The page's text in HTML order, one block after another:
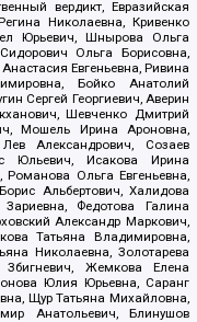
вердикт, Евразийская
Николаевна, Кривенко
Юрьевич, Шнырова Ольга
Ольга Борисовна,
Евгеньевна, Ривина
Бойко Анатолий
Сергей Георгиевич, Аверин
Шевченко Дмитрий
Мошель Ирина Ароновна,
Александрович, Созаев
Юльевич, Исакова Ирина
Ольга Евгеньевна,
Альбертович, Халидова
Федотова Галина
Александр Маркович,
Татьяна Владимировна,
Николаевна, Золотарева
Збигневич, Жемкова Елена
Юлия Юрьевна, Саранг
Щур Татьяна Михайловна,
Анатольевич, Блинушов